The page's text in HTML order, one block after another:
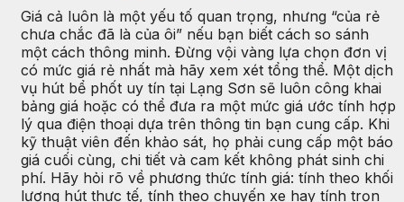
Giá cả luôn là một yếu tố quan trọng, nhưng “của rẻ
chưa chắc đã là của ôi” nếu bạn biết cách so sánh
một cách thông minh. Đừng vội vàng lựa chọn đơn vị
có mức giá rẻ nhất mà hãy xem xét tổng thể. Một dịch
vụ hút bể phốt uy tín tại Lạng Sơn sẽ luôn công khai
bảng giá hoặc có thể đưa ra một mức giá ước tính hợp
lý qua điện thoại dựa trên thông tin bạn cung cấp. Khi
kỹ thuật viên đến khảo sát, họ phải cung cấp một báo
giá cuối cùng, chi tiết và cam kết không phát sinh chi
phí. Hãy hỏi rõ về phương thức tính giá: tính theo khối
lượng hút thực tế, tính theo chuyến xe hay tính trọn